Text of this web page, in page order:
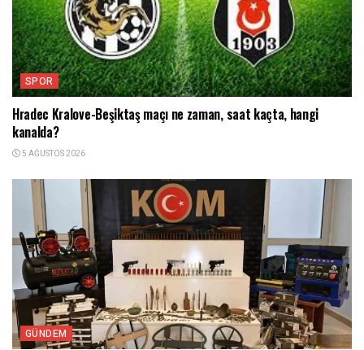
SPOR
Hradec Kralove-Beşiktaş maçı ne zaman, saat kaçta, hangi
kanalda?
5 AĞUSTOS 2026
GÜNDEM